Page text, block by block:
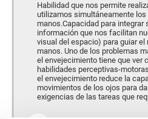
Habilidad que nos permite
utilizamos simultáneamente los
manos.Capacidad para integrar
información que nos facilitan
visual del espacio) para guiar
manos. Uno de los problemas
el envejecimiento tiene que ver
habilidades perceptivas-
el envejecimiento reduce la
movimientos de los ojos para
exigencias de las tareas que